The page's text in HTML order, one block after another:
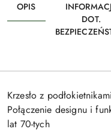
OPIS
DOT.
Krzesło z
Połączenie designu i
lat 70-tych